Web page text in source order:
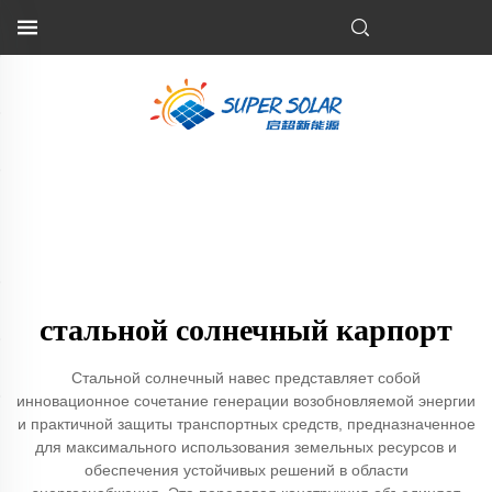
стальной солнечный карпорт
Стальной солнечный навес представляет собой
инновационное сочетание генерации возобновляемой энергии
и практичной защиты транспортных средств, предназначенное
для максимального использования земельных ресурсов и
обеспечения устойчивых решений в области